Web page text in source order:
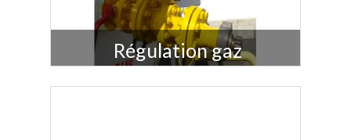
Régulation gaz